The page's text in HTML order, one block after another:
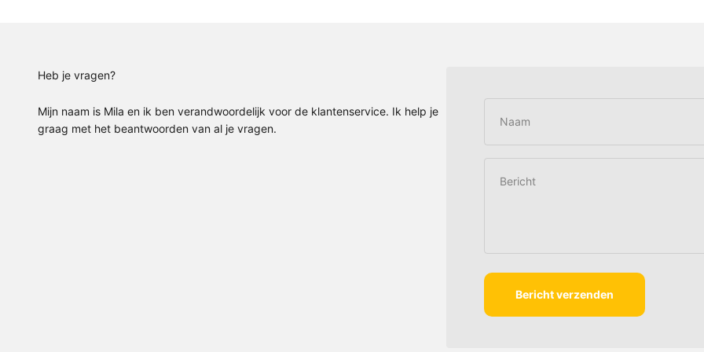
Heb je vragen?
Mijn naam is Mila en ik ben verandwoordelijk voor de klantenservice. Ik help je
graag met het beantwoorden van al je vragen.
Naam
Bericht
Bericht verzenden